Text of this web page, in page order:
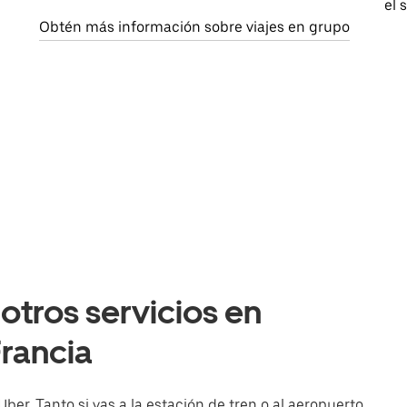
Obtén más información sobre viajes en grupo
el
servicios en